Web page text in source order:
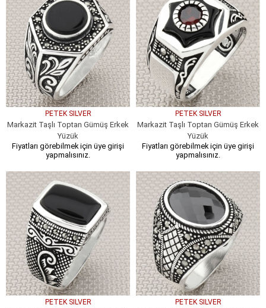
PETEK SILVER
Markazit Taşlı Toptan Gümüş Erkek
Yüzük
Fiyatları görebilmek için üye girişi
yapmalısınız.
PETEK SILVER
Markazit Taşlı Toptan Gümüş Erkek
Yüzük
Fiyatları görebilmek için üye girişi
yapmalısınız.
PETEK SILVER PETEK SILVER